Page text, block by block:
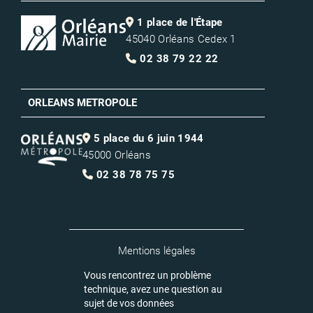
1 place de l'Étape
45040 Orléans Cedex 1
02 38 79 22 22
ORLEANS METROPOLE
5 place du 6 juin 1944
45000 Orléans
02 38 78 75 75
Mentions légales
Vous rencontrez un problème
technique, avez une question au
sujet de vos données